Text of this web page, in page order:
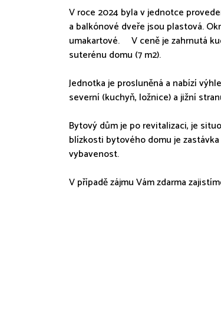
V roce 2024 byla v jednotce
a balkónové dveře jsou plastová.
umakartové. V ceně je zahrnutá
suterénu domu (7 m2).
Jednotka je prosluněná a nabízí
severní (kuchyň, ložnice) a jižní
Bytový dům je po revitalizaci, je
blízkosti bytového domu je
vybavenost.
V případě zájmu Vám zdarma